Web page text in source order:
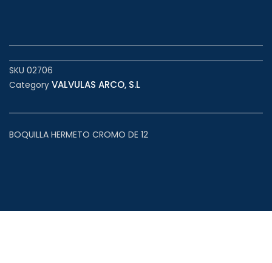
SKU 02706
Category VALVULAS ARCO, S.L
BOQUILLA HERMETO CROMO DE 12